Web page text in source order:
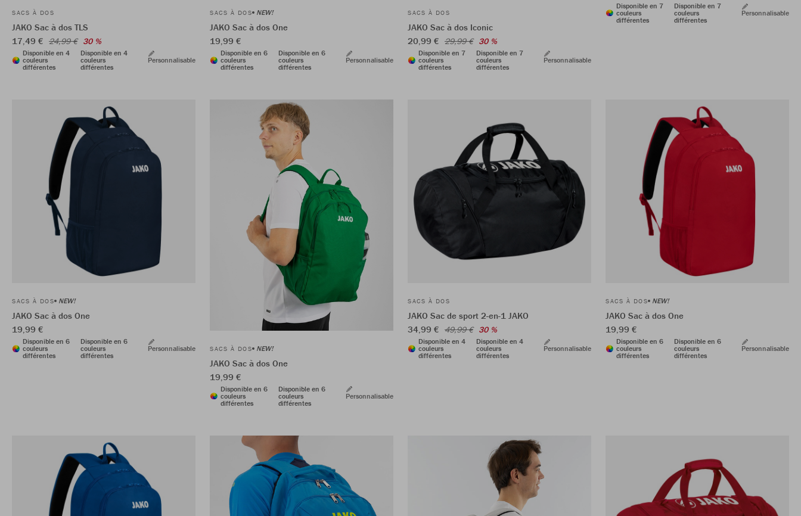
SACS À DOS
JAKO Sac à dos TLS
17,49 € 24,99 € 30 %
Disponible en 4
couleurs
différentes
Disponible en 4
couleurs
différentes
Personnalisable
SACS À DOS NEW!
JAKO Sac à dos One
19,99 €
Disponible en 6
couleurs
différentes
Disponible en 6
couleurs
différentes
Personnalisable
SACS À DOS
JAKO Sac à dos Iconic
20,99 € 29,99 € 30 %
Disponible en 7
couleurs
différentes
Disponible en 7
couleurs
différentes
Personnalisable
Disponible en 7
couleurs
différentes
Disponible en 7
couleurs
différentes
Personnalisable
SACS À DOS NEW!
JAKO Sac à dos One
19,99 €
Disponible en 6
couleurs
différentes
Disponible en 6
couleurs
différentes
Personnalisable SACS À DOS NEW!
JAKO Sac à dos One
19,99 €
Disponible en 6
couleurs
différentes
Disponible en 6
couleurs
différentes
Personnalisable
SACS À DOS
JAKO Sac de sport 2-en-1 JAKO
34,99 € 49,99 € 30 %
Disponible en 4
couleurs
différentes
Disponible en 4
couleurs
différentes
Personnalisable
SACS À DOS NEW!
JAKO Sac à dos One
19,99 €
Disponible en 6
couleurs
différentes
Disponible en 6
couleurs
différentes
Personnalisable